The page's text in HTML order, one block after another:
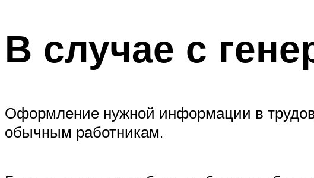
В случае с
Оформление нужной информации в
обычным работникам.